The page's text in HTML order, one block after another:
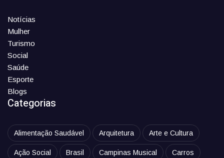
Notícias
Mulher
Turismo
Social
Saúde
Esporte
Blogs
Categorias
Alimentação Saudável Arquitetura Arte e Cultura
Ação Social Brasil Campinas Musical Carros